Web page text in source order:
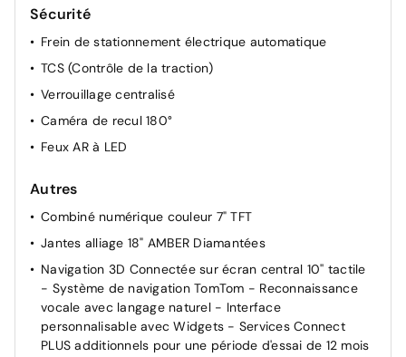
Suspension Citroen Advanced Comfort
Accoudoir central AV avec rangement fermé
Accès et démarrage mains libres Proximity
Prise 12V à l'AV
Sécurité
Frein de stationnement électrique automatique
TCS (Contrôle de la traction)
Verrouillage centralisé
Caméra de recul 180°
Feux AR à LED
Autres
Combiné numérique couleur 7" TFT
Jantes alliage 18" AMBER Diamantées
Navigation 3D Connectée sur écran central 10'' tactile
- Système de navigation TomTom - Reconnaissance
vocale avec langage naturel - Interface
personnalisable avec Widgets - Services Connect
PLUS additionnels pour une période d'essai de 12 mois